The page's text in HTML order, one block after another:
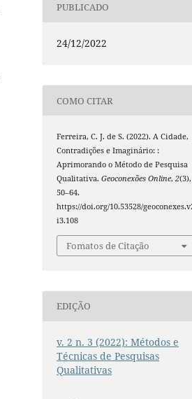
PUBLICADO
24/12/2022
COMO CITAR
Ferreira, C. J. de S. (2022). A Cidade,
Contradições e Imaginário: :
Aprimorando o Método de Pesquisa
Qualitativa.Geoconexões Online,2(3),
50–64.
https://doi.org/10.53528/
i3.108
Fomatos de Citação
EDIÇÃO
v. 2 n. 3 (2022): Métodos e
Técnicas de Pesquisas
Qualitativas